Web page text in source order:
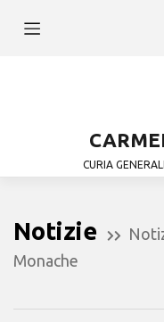
CURIA
Notizie
Monache